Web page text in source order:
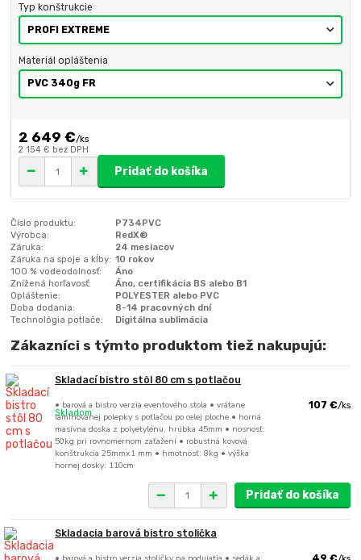
Typ konštrukcie
Materiál opláštenia
2 649 €/ks
2 154 € bez DPH
Pridať do košíka
Číslo produktu:
P734PVC
Výrobca:
RedX®
Záruka:
24 mesiacov
Záruka na spoje a kĺby: 10 rokov
100 % vodeodolnosť:
Áno
Znížená horľavosť:
Áno, certifikácia BS alebo B1
Opláštenie:
POLYESTER alebo PVC
Doba dodania:
8-14 pracovných dní
Technológia potlače:
Digitálna sublimácia
Zákazníci s týmto produktom tiež nakupujú:
Skladací bistro stôl 80 cm s potlačou
• barová a bistro verzia eventového stola • vrátane
laminovanej polepky s potlačou po celej ploche • horná
masívna doska z polyetylénu, hrúbka 45mm • nosnosť:
50kg pri rovnomernom zaťažení • robustná kovová
konštrukcia 25mmx1 mm • hmotnosť: 8kg • výška
hornej dosky: 110cm
107 €/ks
Skladom
Pridať do košíka
Skladacia barová bistro stolička